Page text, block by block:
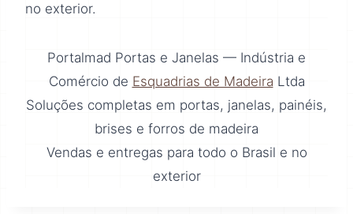
no exterior.
Portalmad Portas e Janelas — Indústria e
Comércio de Esquadrias de Madeira Ltda
Soluções completas em portas, janelas, painéis,
brises e forros de madeira
Vendas e entregas para todo o Brasil e no
exterior